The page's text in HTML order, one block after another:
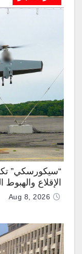
“سيكورسكي”
الإقلاع والهبوط
Aug 8, 2026